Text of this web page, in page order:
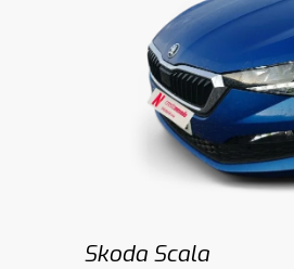
Skoda Scala